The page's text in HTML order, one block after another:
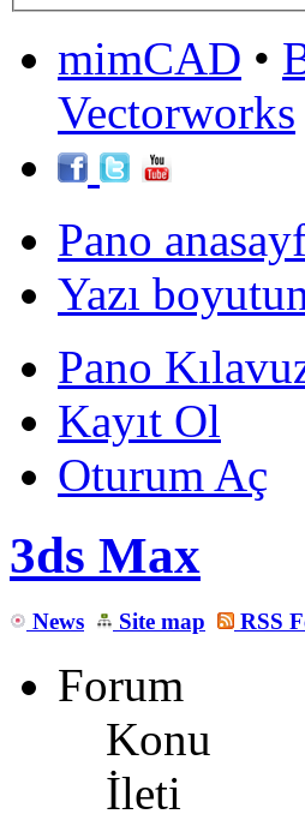
mimCAD •
Vectorworks
Pano
Yazı
Pano
Kayıt Ol
Oturum Aç
3ds Max
News Site map RSS
Forum
Konu
İleti